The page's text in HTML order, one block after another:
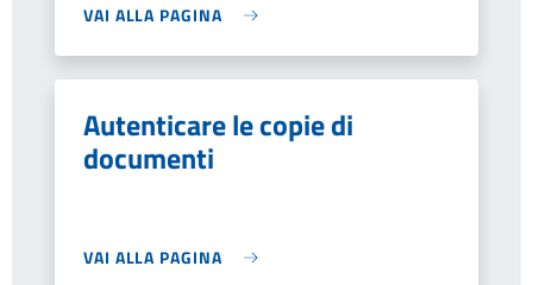
VAI ALLA PAGINA
Autenticare le copie di
documenti
VAI ALLA PAGINA